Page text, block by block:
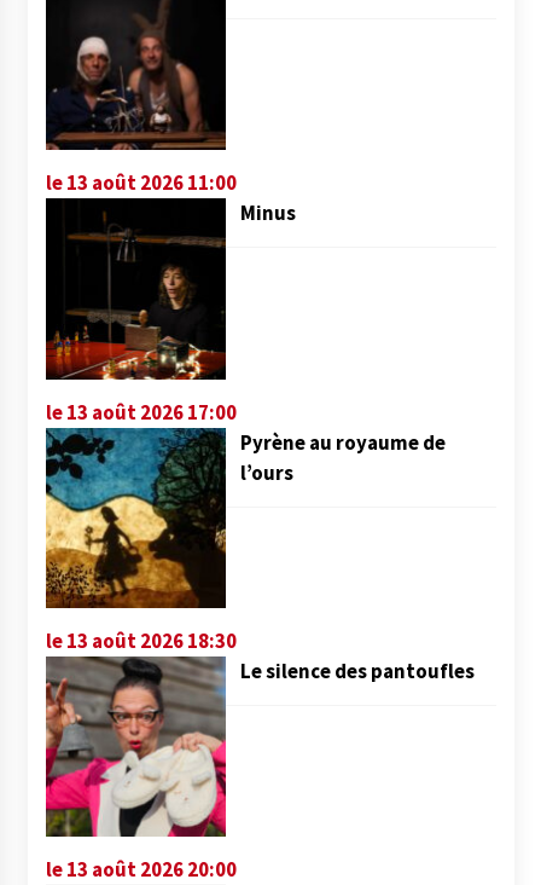
le 13 août 2026 11:00
Minus
le 13 août 2026 17:00
Pyrène au royaume de
l’ours
le 13 août 2026 18:30
Le silence des pantoufles
le 13 août 2026 20:00